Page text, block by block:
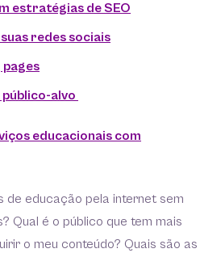
estratégias de SEO
redes sociais
público-alvo
educacionais com
de educação pela internet sem
Qual é o público que tem mais
o meu conteúdo? Quais são as